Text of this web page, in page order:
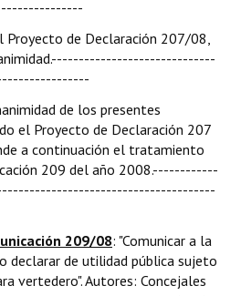
Proyecto de Declaración 207/08,
de los presentes
el Proyecto de Declaración 207
a continuación el tratamiento
209 del año 2008.------------
209/08: "Comunicar a la
declarar de utilidad pública sujeto
vertedero". Autores: Concejales